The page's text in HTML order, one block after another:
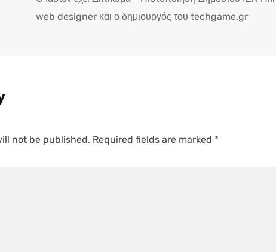
web designer και ο δημιουργός του techgame.gr
not be published. Required fields are marked *